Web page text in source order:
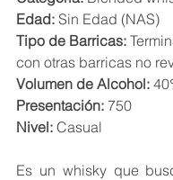
Edad: Sin Edad (NAS)
Tipo de Barricas:
con otras barricas no
Volumen de Alcohol:
Presentación: 750
Nivel: Casual
Es un whisky que